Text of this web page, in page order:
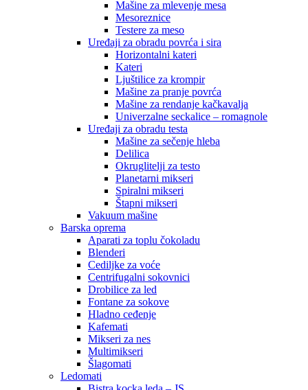
Mašine za mlevenje mesa
Mesoreznice
Testere za meso
Uređaji za obradu povrća i sira
Horizontalni kateri
Kateri
Ljuštilice za krompir
Mašine za pranje povrća
Mašine za rendanje kačkavalja
Univerzalne seckalice – romagnole
Uređaji za obradu testa
Mašine za sečenje hleba
Delilica
Okruglitelji za testo
Planetarni mikseri
Spiralni mikseri
Štapni mikseri
Vakuum mašine
Barska oprema
Aparati za toplu čokoladu
Blenderi
Cediljke za voće
Centrifugalni sokovnici
Drobilice za led
Fontane za sokove
Hladno ceđenje
Kafemati
Mikseri za nes
Multimikseri
Šlagomati
Ledomati